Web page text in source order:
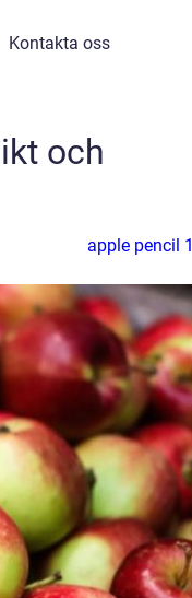
Kontakta oss
och
apple pencil 1